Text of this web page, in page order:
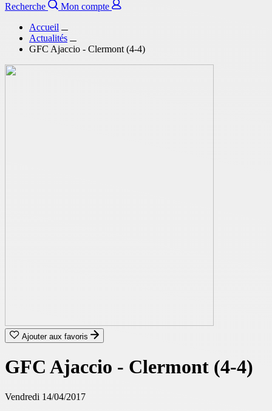
Recherche
Mon compte
Accueil
Actualités
GFC Ajaccio - Clermont (4-4)
Ajouter aux favoris
GFC Ajaccio - Clermont (4-4)
Vendredi 14/04/2017